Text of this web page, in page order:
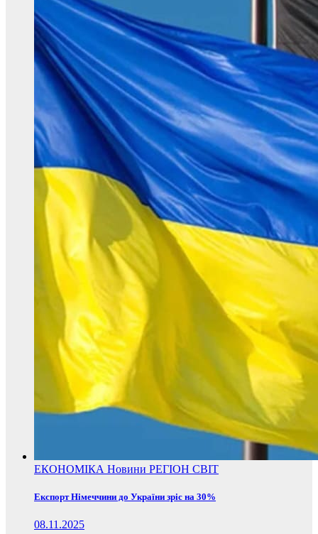
ЕКОНОМІКА Новини РЕГІОН СВІТ
Експорт Німеччини до України зріс на 30%
08.11.2025